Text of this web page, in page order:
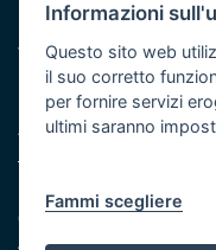
Protezione civile
Vai al sito di Protezione
Iniziativa finanziata
Asse XI
Note legali
Cookie e privacy
Amministrazione trasparente
Informazioni
Questo sito web
il suo corretto
per fornire servizi
ultimi saranno
Fammi scegliere